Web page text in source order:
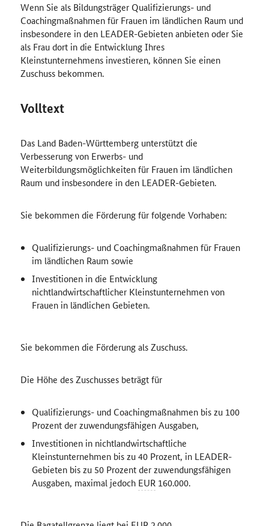
Wenn Sie als Bildungsträger Qualifizierungs- und
Coachingmaßnahmen für Frauen im ländlichen Raum und
insbesondere in den LEADER-Gebieten anbieten oder Sie
als Frau dort in die Entwicklung Ihres
Kleinstunternehmens investieren, können Sie einen
Zuschuss bekommen.
Volltext
Das Land Baden-Württemberg unterstützt die
Verbesserung von Erwerbs- und
Weiterbildungsmöglichkeiten für Frauen im ländlichen
Raum und insbesondere in den LEADER-Gebieten.
Sie bekommen die Förderung für folgende Vorhaben:
Qualifizierungs- und Coachingmaßnahmen für Frauen
im ländlichen Raum sowie
Investitionen in die Entwicklung
nichtlandwirtschaftlicher Kleinstunternehmen von
Frauen in ländlichen Gebieten.
Sie bekommen die Förderung als Zuschuss.
Die Höhe des Zuschusses beträgt für
Qualifizierungs- und Coachingmaßnahmen bis zu 100
Prozent der zuwendungsfähigen Ausgaben,
Investitionen in nichtlandwirtschaftliche
Kleinstunternehmen bis zu 40 Prozent, in LEADER-
Gebieten bis zu 50 Prozent der zuwendungsfähigen
Ausgaben, maximal jedoch EUR160.000.